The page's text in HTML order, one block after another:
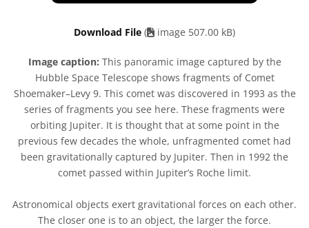
Download File ( image 507.00 kB)
Image caption: This panoramic image captured by the
Hubble Space Telescope shows fragments of Comet
Shoemaker–Levy 9. This comet was discovered in 1993 as the
series of fragments you see here. These fragments were
orbiting Jupiter. It is thought that at some point in the
previous few decades the whole, unfragmented comet had
been gravitationally captured by Jupiter. Then in 1992 the
comet passed within Jupiter’s Roche limit.
Astronomical objects exert gravitational forces on each other.
The closer one is to an object, the larger the force.